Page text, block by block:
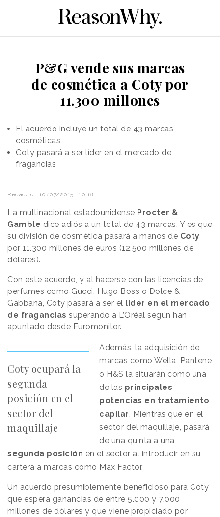
P&G vende sus marcas
de cosmética a Coty por
11.300 millones
El acuerdo incluye un total de 43 marcas
cosméticas
Coty pasará a ser líder en el mercado de
fragancias
Redacción 10/07/2015 · 10:18
La multinacional estadounidense Procter &
Gamble dice adiós a un total de 43 marcas. Y es que
su división de cosmética pasará a manos de Coty
por 11.300 millones de euros (12.500 millones de
dólares).
Con este acuerdo, y al hacerse con las licencias de
perfumes como Gucci, Hugo Boss o Dolce &
Gabbana, Coty pasará a ser el líder en el mercado
de fragancias superando a L’Oréal según han
apuntado desde Euromonitor.
Coty ocupará la
segunda
posición en el
sector del
maquillaje
Además, la adquisición de
marcas como Wella, Pantene
o H&S la situarán como una
de las principales
potencias en tratamiento
capilar. Mientras que en el
sector del maquillaje, pasará
de una quinta a una
segunda posición en el sector al introducir en su
cartera a marcas como Max Factor.
Un acuerdo presumiblemente beneficioso para Coty
que espera ganancias de entre 5.000 y 7.000
millones de dólares y que viene propiciado por